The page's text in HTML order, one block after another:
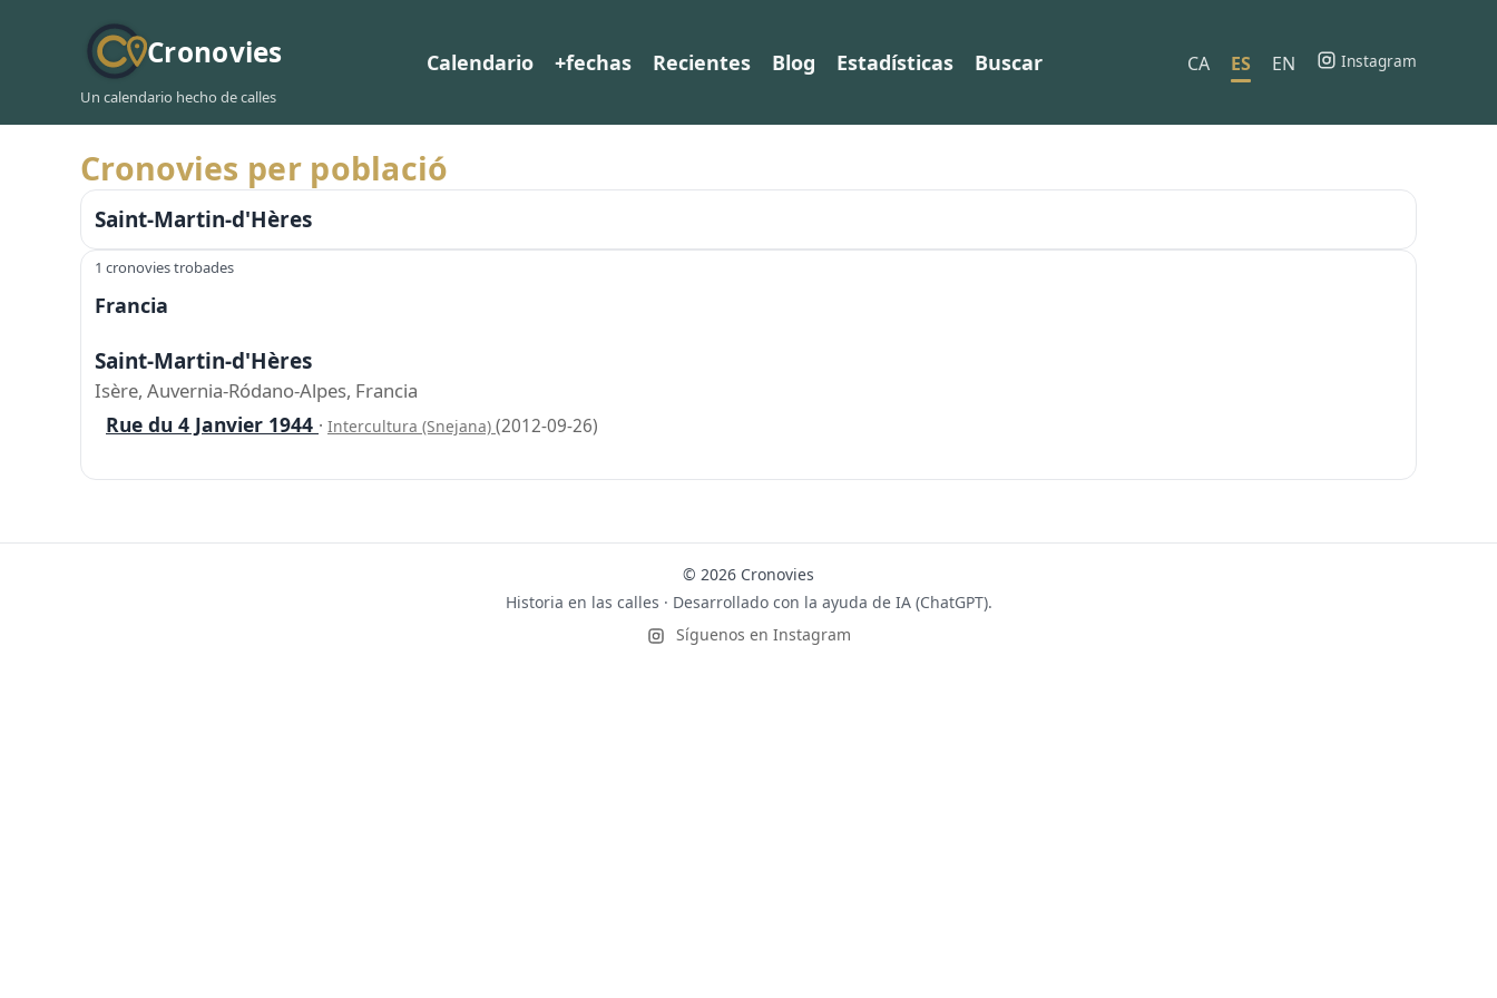
Cronovies
Un calendario hecho de calles
Calendario +fechas Recientes Blog Estadísticas Buscar CA ES EN Instagram
Cronovies per població
Saint-Martin-d'Hères
1 cronovies trobades
Francia
Saint-Martin-d'Hères
Isère, Auvernia-Ródano-Alpes, Francia
Rue du 4 Janvier 1944 · Intercultura (Snejana) (2012-09-26)
© 2026 Cronovies
Historia en las calles · Desarrollado con la ayuda de IA (ChatGPT).
Síguenos en Instagram